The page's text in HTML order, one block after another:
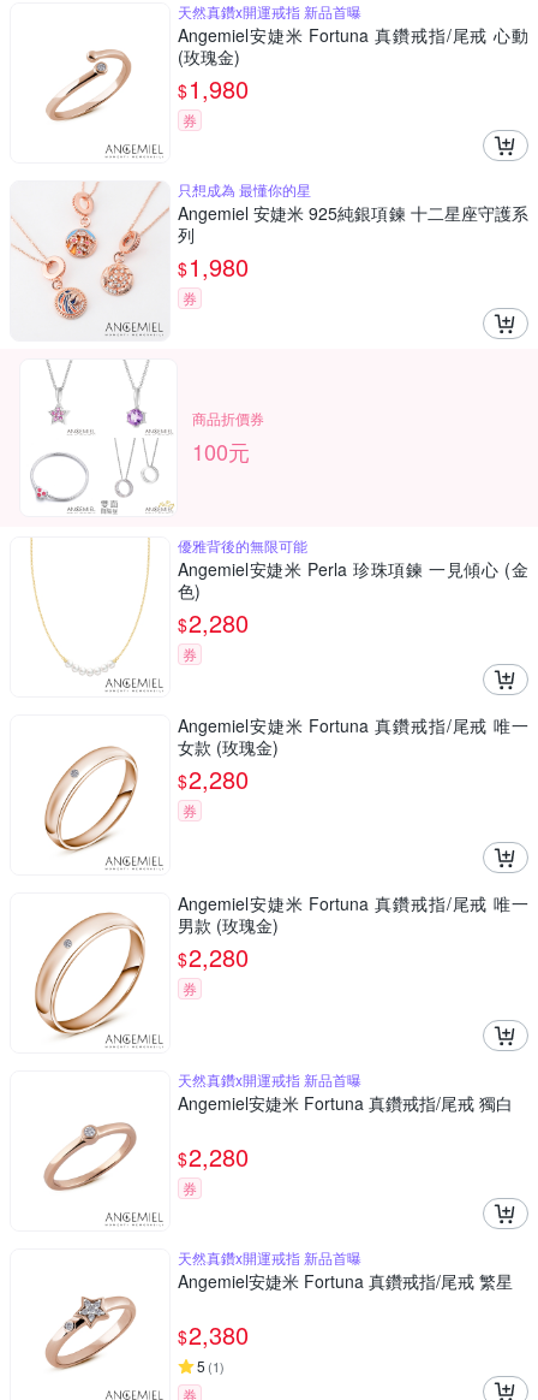
天然真鑽x開運戒指 新品首曝
Angemiel安婕米 Fortuna 真鑽戒指/尾戒 心動
(玫瑰金)
$1,980
券
只想成為 最懂你的星
Angemiel 安婕米 925純銀項鍊 十二星座守護系
列
$1,980
券
商品折價券
100元
優雅背後的無限可能
Angemiel安婕米 Perla 珍珠項鍊 一見傾心 (金
色)
$2,280
券
Angemiel安婕米 Fortuna 真鑽戒指/尾戒 唯一
女款 (玫瑰金)
$2,280
券
Angemiel安婕米 Fortuna 真鑽戒指/尾戒 唯一
男款 (玫瑰金)
$2,280
券
天然真鑽x開運戒指 新品首曝
Angemiel安婕米 Fortuna 真鑽戒指/尾戒 獨白
$2,280
券
天然真鑽x開運戒指 新品首曝
Angemiel安婕米 Fortuna 真鑽戒指/尾戒 繁星
$2,380
5 (1)
券